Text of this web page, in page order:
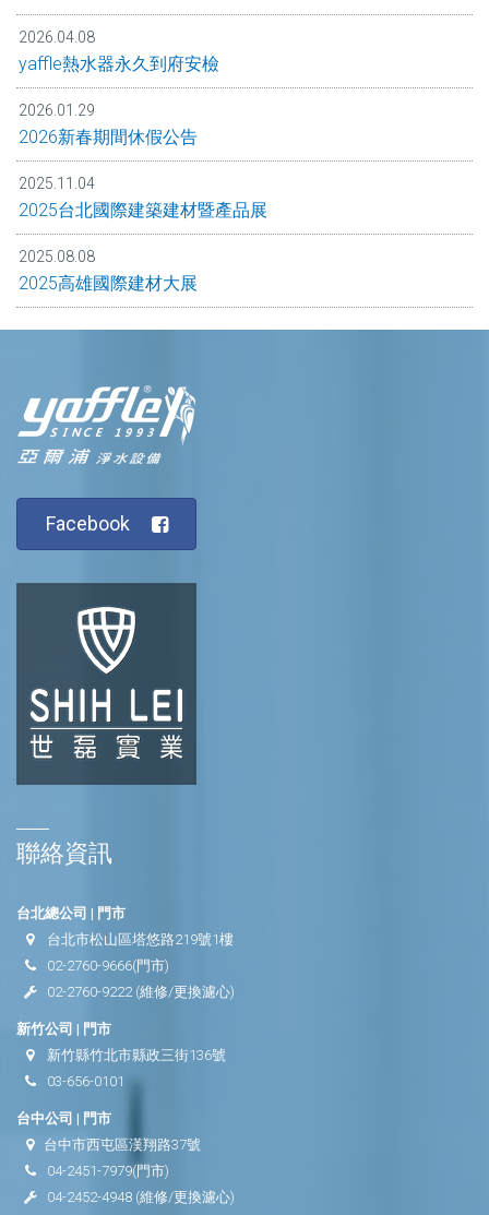
2026.04.08
yaffle熱水器永久到府安檢
2026.01.29
2026新春期間休假公告
2025.11.04
2025台北國際建築建材暨產品展
2025.08.08
2025高雄國際建材大展
Facebook
聯絡資訊
台北總公司 | 門市
台北市松山區塔悠路219號1樓
02-2760-9666(門市)
02-2760-9222(維修/更換濾心)
新竹公司 | 門市
新竹縣竹北市縣政三街136號
03-656-0101
台中公司 | 門市
台中市西屯區漢翔路37號
04-2451-7979(門市)
04-2452-4948 (維修/更換濾心)